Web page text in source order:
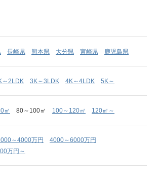
長崎県 熊本県 大分県 宮崎県 鹿児島県
～2LDK 3K～3LDK 4K～4LDK 5K～
㎡ 80～100㎡ 100～120㎡ 120㎡～
～4000万円
4000～6000万円
万円～